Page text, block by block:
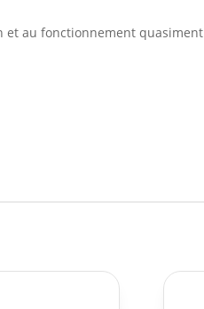
au fonctionnement